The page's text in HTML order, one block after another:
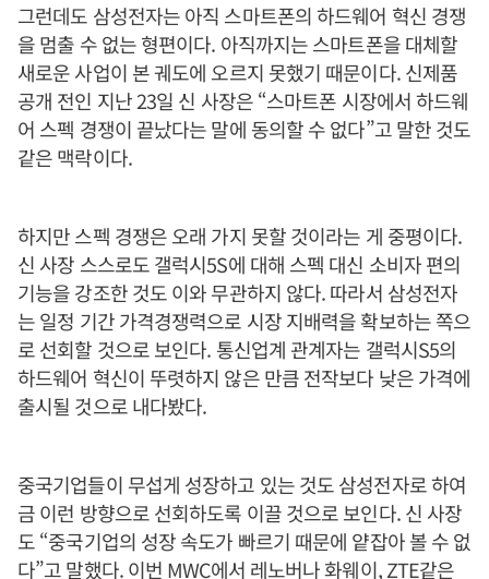
그런데도 삼성전자는 아직 스마트폰의 하드웨어 혁신 경쟁
을 멈출 수 없는 형편이다. 아직까지는 스마트폰을 대체할
새로운 사업이 본 궤도에 오르지 못했기 때문이다. 신제품
공개 전인 지난 23일 신 사장은 “스마트폰 시장에서 하드웨
어 스펙 경쟁이 끝났다는 말에 동의할 수 없다”고 말한 것도
같은 맥락이다.
하지만 스펙 경쟁은 오래 가지 못할 것이라는 게 중평이다.
신 사장 스스로도 갤럭시5S에 대해 스펙 대신 소비자 편의
기능을 강조한 것도 이와 무관하지 않다. 따라서 삼성전자
는 일정 기간 가격경쟁력으로 시장 지배력을 확보하는 쪽으
로 선회할 것으로 보인다. 통신업계 관계자는 갤럭시S5의
하드웨어 혁신이 뚜렷하지 않은 만큼 전작보다 낮은 가격에
출시될 것으로 내다봤다.
중국기업들이 무섭게 성장하고 있는 것도 삼성전자로 하여
금 이런 방향으로 선회하도록 이끌 것으로 보인다. 신 사장
도 “중국기업의 성장 속도가 빠르기 때문에 얕잡아 볼 수 없
다”고 말했다. 이번 MWC에서 레노버나 화웨이, ZTE같은